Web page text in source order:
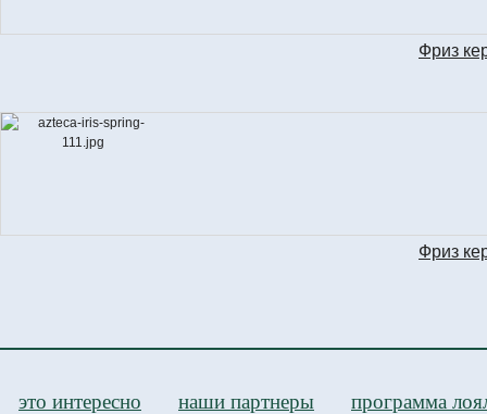
Фриз
Фриз
это интересно наши партнеры программа